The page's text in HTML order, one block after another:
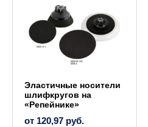
на
странице
товара.
Эластичные носители
шлифкругов на
«Репейнике»
от 120,97 руб.